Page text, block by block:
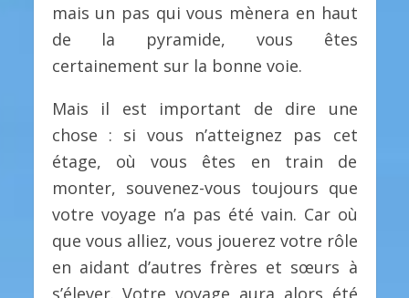
mais un pas qui vous mènera en haut
de la pyramide, vous êtes
certainement sur la bonne voie.
Mais il est important de dire une
chose : si vous n’atteignez pas cet
étage, où vous êtes en train de
monter, souvenez-vous toujours que
votre voyage n’a pas été vain. Car où
que vous alliez, vous jouerez votre rôle
en aidant d’autres frères et sœurs à
s’élever. Votre voyage aura alors été